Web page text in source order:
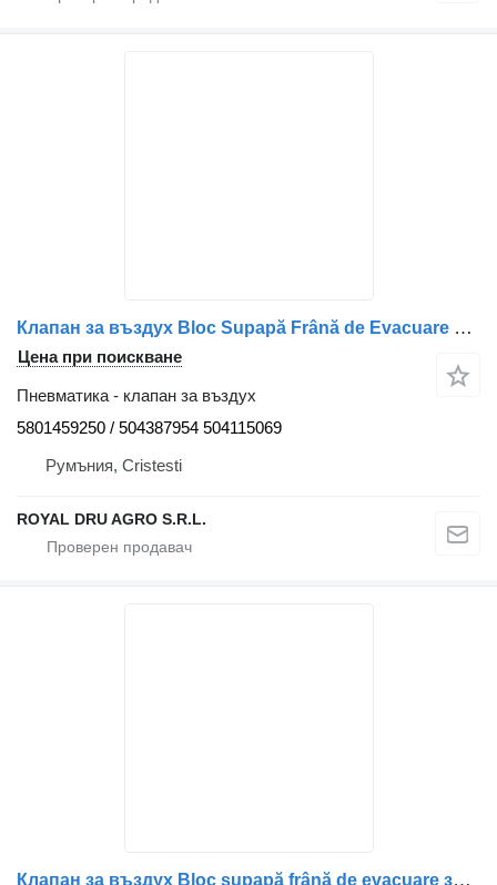
Клапан за въздух Bloc Supapă Frână de Evacuare 5801459250 за камион IVECO 1287305536 153704
Цена при поискване
Пневматика - клапан за въздух
5801459250 / 504387954 504115069
Румъния, Cristesti
ROYAL DRU AGRO S.R.L.
Клапан за въздух Bloc supapă frână de evacuare за камион IVECO 861491